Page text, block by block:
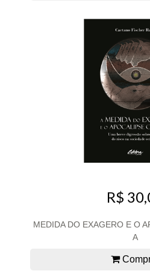
R$
MEDIDA DO EXAGERO E O
A